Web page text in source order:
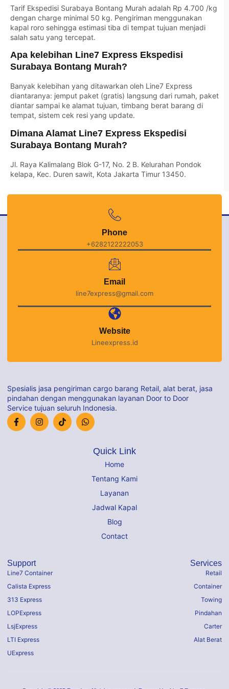
Tarif Ekspedisi Surabaya Bontang Murah adalah Rp 4.700 /kg
dengan charge minimal 50 kg. Pengiriman menggunakan
kapal roro sehingga estimasi tiba di tempat tujuan menjadi
salah satu yang tercepat.
Apa kelebihan Line7 Express Ekspedisi
Surabaya Bontang Murah?
Banyak kelebihan yang ditawarkan oleh Line7 Express
diantaranya: jemput paket (gratis) langsung dari rumah, paket
diantar sampai ke alamat tujuan, timbang berat barang di
tempat, sistem cek resi yang update.
Dimana Alamat Line7 Express Ekspedisi
Surabaya Bontang Murah?
Jl. Raya Kalimalang Blok G-17, No. 2 B. Kelurahan Pondok
kelapa, Kec. Duren sawit, Kota Jakarta Timur 13450.
Phone
+6282122222053
Email
line7express@gmail.com
Website
Lineexpress.id
Spesialis jasa pengiriman cargo barang Retail, alat berat, jasa
pindahan dengan menggunakan layanan Door to Door
Service tujuan seluruh Indonesia.
Quick Link
Home
Tentang Kami
Layanan
Jadwal Kapal
Blog
Contact
Support
Line7 Container
Calista Express
313 Express
LOPExpress
LsjExpress
LTI Express
UExpress
Services
Retail
Container
Towing
Pindahan
Carter
Alat Berat